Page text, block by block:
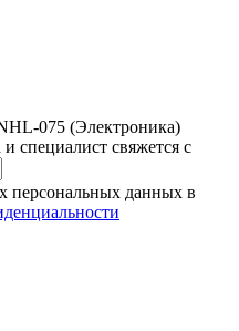
075 (Электроника)
специалист свяжется с
персональных данных в